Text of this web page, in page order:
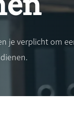
je verplicht om